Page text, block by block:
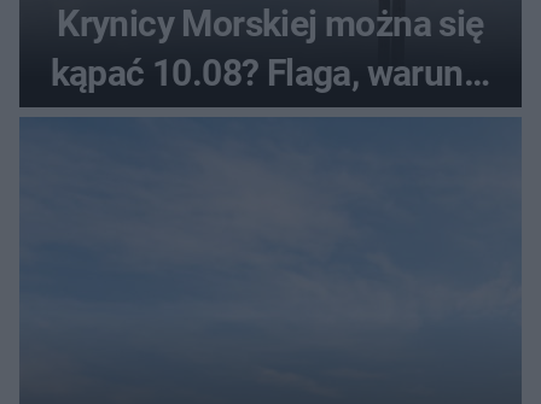
Krynicy Morskiej można się
kąpać 10.08? Flaga, warunki
pogodowe